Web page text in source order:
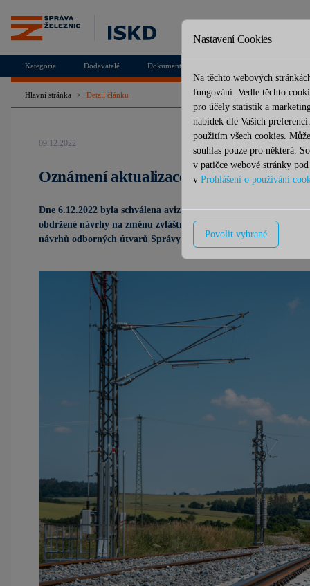
Kategorie Dodavatelé Dokumenty
Hlavní stránka Detail článku
09.12.2022
Oznámení aktualizace zvláštních
Dne 6.12.2022 byla schválena avizovaná aktualizace
obdržené návrhy na změnu zvláštních pravidel a vhodné
návrhů odborných útvarů Správy železnic.
Nastavení Cookies
Na těchto webových
fungování. Vedle těchto
pro účely statistik a
nabídek dle Vašich
použitím všech cookies.
souhlas pouze pro některá.
v patičce webové stránky
v Prohlášení o používání
Povolit vybrané